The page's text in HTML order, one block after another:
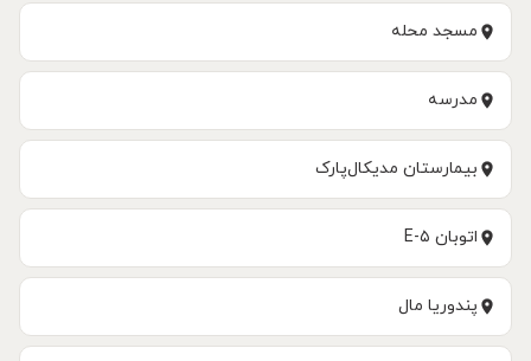
مسجد محله
مدرسه
بیمارستان مدیکال‌پارک
اتوبان E-۵
پندوریا مال